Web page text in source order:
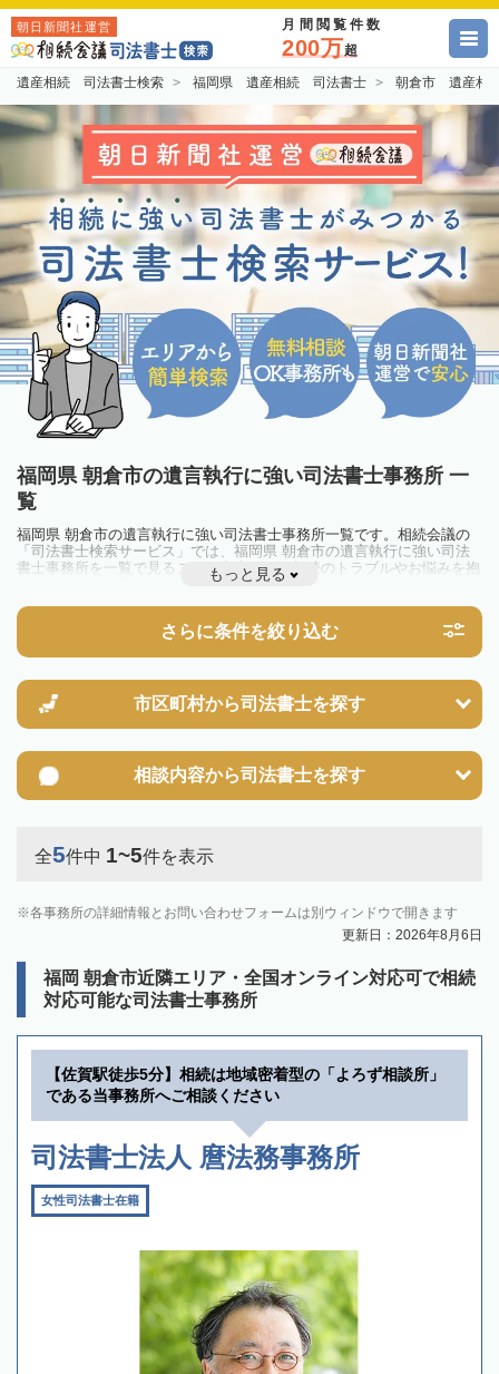
朝日新聞社運営 月間閲覧件数
200万超
遺産相続 司法書士検索 福岡県 遺産相続 司法書士 朝倉市 遺産相
福岡県 朝倉市の遺言執行に強い司法書士事務所 一
覧
福岡県 朝倉市の遺言執行に強い司法書士事務所一覧です。相続会議の
「司法書士検索サービス」では、福岡県 朝倉市の遺言執行に強い司法
書士事務所を一覧で見ることが出来ます。相続のトラブルやお悩みを抱
えている方は一度近隣の司法書士に相談してみましょう。
もっと見る
さらに条件を絞り込む
市区町村から司法書士を探す
相談内容から司法書士を探す
全5件中 1~5件を表示
各事務所の詳細情報とお問い合わせフォームは別ウィンドウで開きます
更新日：2026年8月6日
福岡 朝倉市近隣エリア・全国オンライン対応可で相続
対応可能な司法書士事務所
【佐賀駅徒歩5分】相続は地域密着型の「よろず相談所」
である当事務所へご相談ください
司法書士法人 麿法務事務所
女性司法書士在籍